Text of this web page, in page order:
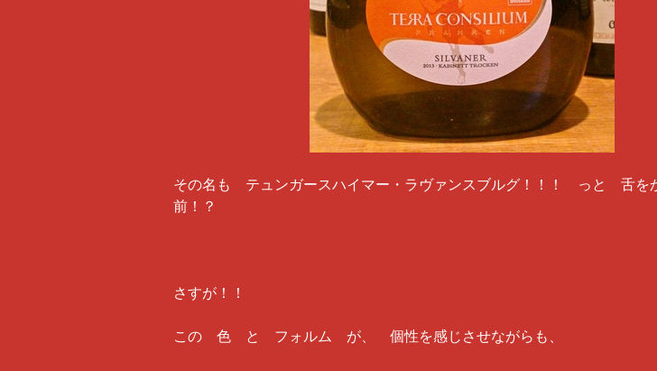
その名も テュンガースハイマー・ラヴァンスブルグ！！！ っと 舌を
前！？
さすが！！
この 色 と フォルム が、 個性を感じさせながらも、